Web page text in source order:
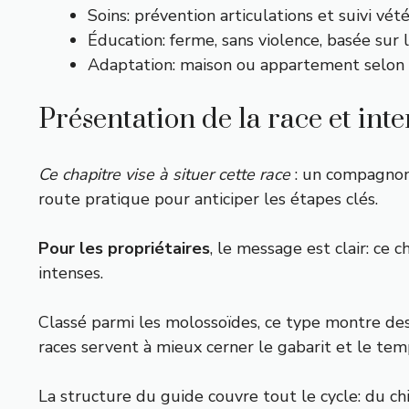
Soins: prévention articulations et suivi
Éducation: ferme, sans violence, basée sur
Adaptation: maison ou appartement selon
Présentation de la race et
Ce chapitre vise à situer cette race: un
route pratique pour anticiper les étapes clés.
Pour les propriétaires, le message est clair: ce
intenses.
Classé parmi les molossoïdes, ce type montre
races servent à mieux cerner le gabarit et le
La structure du guide couvre tout le cycle: du